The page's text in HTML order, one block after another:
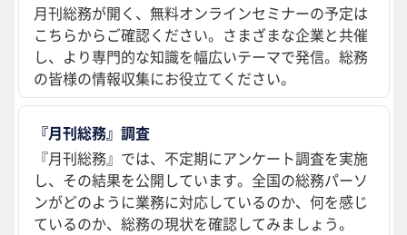
月刊総務が開く、無料オンラインセミナーの予定は
こちらからご確認ください。さまざまな企業と共催
し、より専門的な知識を幅広いテーマで発信。総務
の皆様の情報収集にお役立てください。
『月刊総務』調査
『月刊総務』では、不定期にアンケート調査を実施
し、その結果を公開しています。全国の総務パーソ
ンがどのように業務に対応しているのか、何を感じ
ているのか、総務の現状を確認してみましょう。